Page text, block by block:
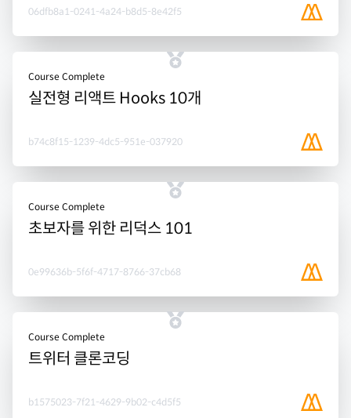
06dfb8a1-0241-4a24-b8d5-8e42f5
Course Complete
실전형 리액트 Hooks 10개
b74c8f15-1239-4dc5-951e-037920
Course Complete
초보자를 위한 리덕스 101
0e99636b-5f6f-4717-8766-37cb68
Course Complete
트위터 클론코딩
b1575023-7f21-4629-9b02-c4d5f5